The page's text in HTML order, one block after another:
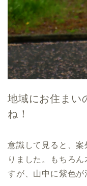
地域にお住まい
ね！
意識して見ると、
りました。もちろ
すが、山中に紫色が